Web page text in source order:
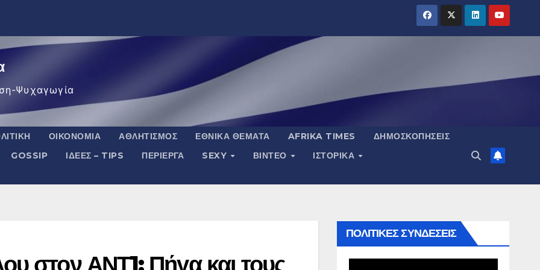
Ψυχαγωγία
ΟΙΚΟΝΟΜΊΑ ΑΘΛΗΤΙΣΜΌΣ ΕΘΝΙΚΆ ΘΈΜΑΤΑ AFRIKA TIMES
ΔΗΜΟΣΚΟΠΉΣΕΙΣ
GOSSIP ΙΔΈΕΣ – TIPS ΠΕΡΊΕΡΓΑ SEXY ΒΙΝΤΕΟ
ΙΣΤΟΡΙΚΆ
στον ΑΝΤ1: Πήγα και τους
ΠΟΛΙΤΙΚΕΣ ΣΥΝΔΕΣΕΙΣ